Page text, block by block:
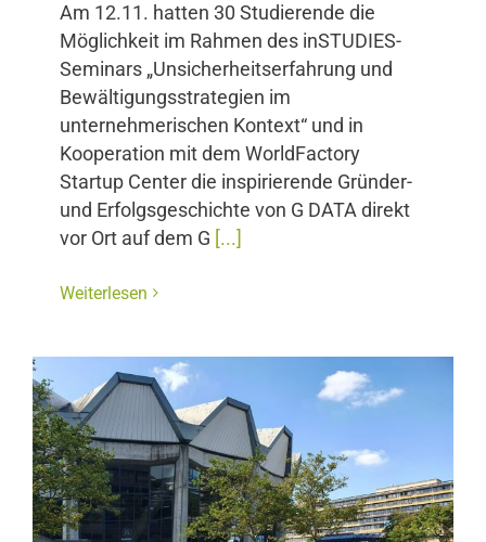
Am 12.11. hatten 30 Studierende die
Möglichkeit im Rahmen des inSTUDIES-
Seminars „Unsicherheitserfahrung und
Bewältigungsstrategien im
unternehmerischen Kontext“ und in
Kooperation mit dem WorldFactory
Startup Center die inspirierende Gründer-
und Erfolgsgeschichte von G DATA direkt
vor Ort auf dem G [...]
Weiterlesen